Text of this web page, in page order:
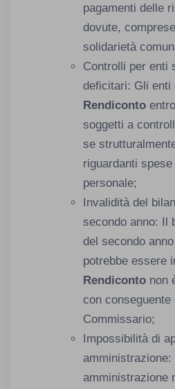
pagamenti delle
dovute,
solidarietà
Controlli per enti
deficitari: Gli enti
Rendiconto
soggetti a
se
riguardanti
personale;
Invalidità del
secondo anno: Il
del secondo
potrebbe essere
Rendiconto non
con conseguente
Commissario;
Impossibilità di
amministrazione:
amministrazione